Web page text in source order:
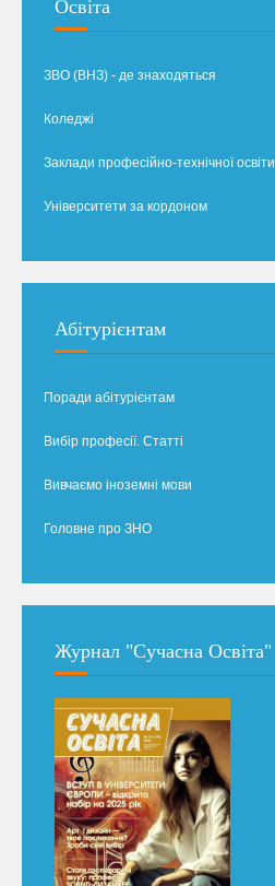
Освіта
ЗВО (ВНЗ) - де знаходяться
Коледжі
Заклади професійно-технічної освіти
Університети за кордоном
Абітурієнтам
Поради абітурієнтам
Вибір професії. Статті
Вивчаємо іноземні мови
Головне про ЗНО
Журнал "Сучасна Освіта"